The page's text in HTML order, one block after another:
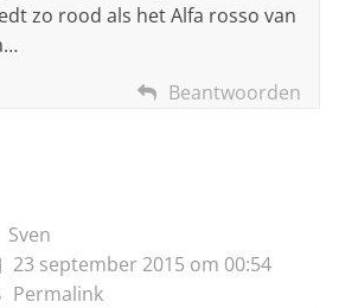
zo rood als het Alfa rosso van
Beantwoorden
Sven
23 september 2015 om 00:54
Permalink